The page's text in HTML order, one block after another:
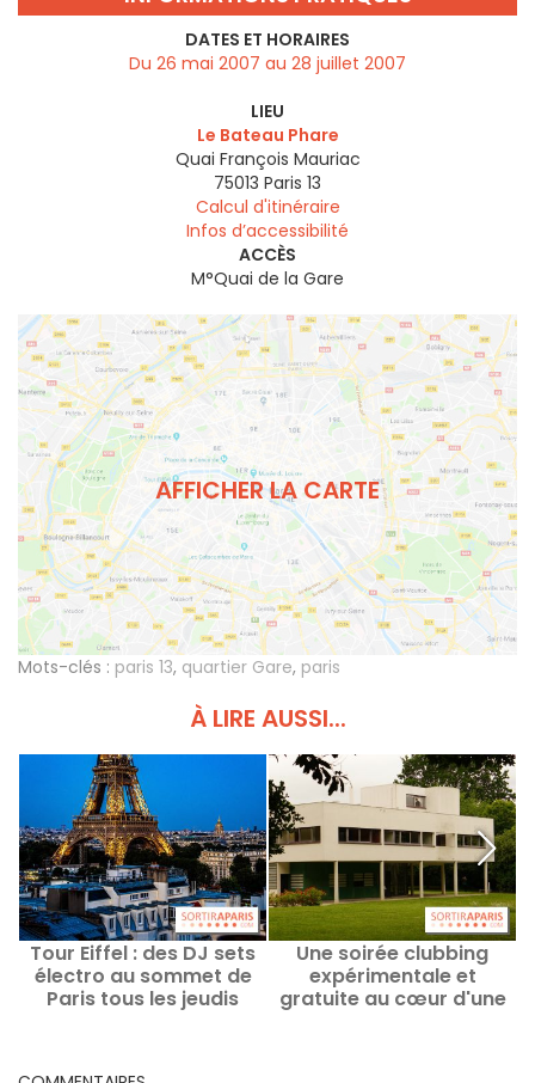
DATES ET HORAIRES
Du 26 mai 2007 au 28 juillet 2007
LIEU
Le Bateau Phare
Quai François Mauriac
75013 Paris 13
Calcul d'itinéraire
Infos d’accessibilité
ACCÈS
M°Quai de la Gare
AFFICHER LA CARTE
Mots-clés : paris 13, quartier Gare, paris
À LIRE AUSSI...
Tour Eiffel : des DJ sets
électro au sommet de
Paris tous les jeudis
Une soirée clubbing
expérimentale et
gratuite au cœur d'une